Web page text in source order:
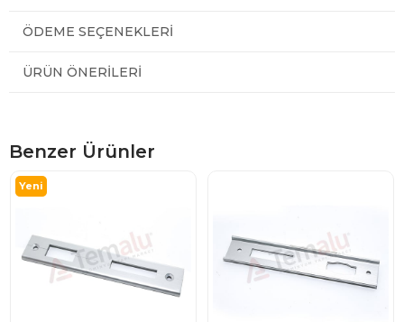
ÖDEME SEÇENEKLERI
ÜRÜN ÖNERILERI
Benzer Ürünler
Yeni